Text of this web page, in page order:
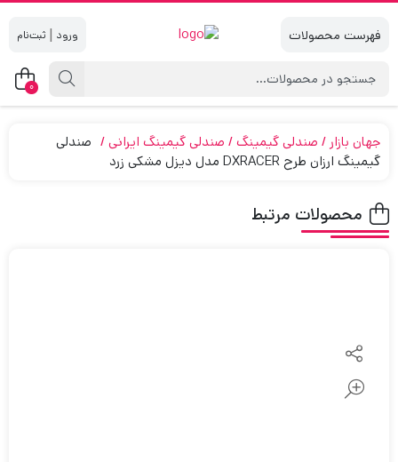
|
0
جهان بازار صندلی گیمینگ صندلی گیمینگ ایرانی
صندلی
گیمینگ ارزان طرح DXRACER مدل دیزل مشکی زرد
محصولات مرتبط